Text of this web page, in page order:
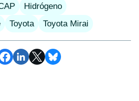
Hidrógeno
Toyota Toyota Mirai